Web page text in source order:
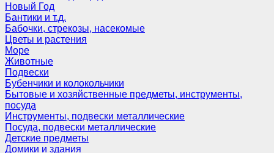
Новый Год
Бантики и т.д.
Бабочки, стрекозы, насекомые
Цветы и растения
Море
Животные
Подвески
Бубенчики и колокольчики
Бытовые и хозяйственные предметы, инструменты,
посуда
Инструменты, подвески металлические
Посуда, подвески металлические
Детские предметы
Домики и здания